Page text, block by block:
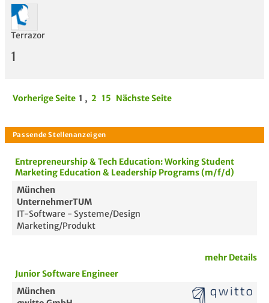
Terrazor
1
Vorherige Seite 1 , 2 15 Nächste Seite
Entrepreneurship & Tech Education: Working Student
Marketing Education & Leadership Programs (m/f/d)
München
UnternehmerTUM
IT-Software - Systeme/Design
Marketing/Produkt
mehr Details
Junior Software Engineer
München